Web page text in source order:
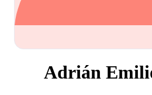
Adrián